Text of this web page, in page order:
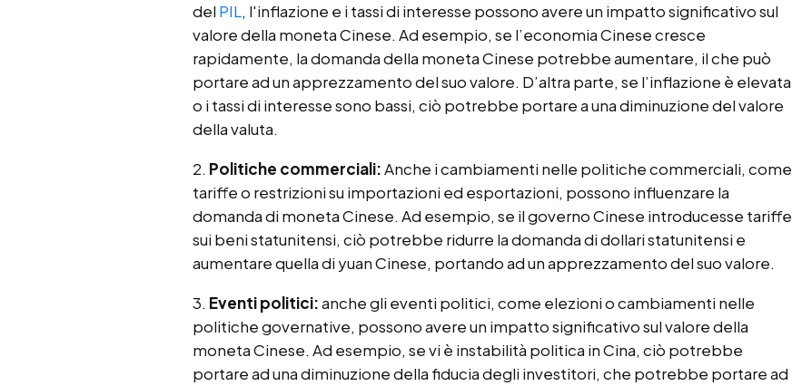
del PIL, l'inflazione e i tassi di interesse possono avere un impatto significativo sul
valore della moneta Cinese. Ad esempio, se l’economia Cinese cresce
rapidamente, la domanda della moneta Cinese potrebbe aumentare, il che può
portare ad un apprezzamento del suo valore. D’altra parte, se l’inflazione è elevata
o i tassi di interesse sono bassi, ciò potrebbe portare a una diminuzione del valore
della valuta.
Politiche commerciali:Anche i cambiamenti nelle politiche commerciali, come
tariffe o restrizioni su importazioni ed esportazioni, possono influenzare la
domanda di moneta Cinese. Ad esempio, se il governo Cinese introducesse tariffe
sui beni statunitensi, ciò potrebbe ridurre la domanda di dollari statunitensi e
aumentare quella di yuan Cinese, portando ad un apprezzamento del suo valore.
Eventi politici:anche gli eventi politici, come elezioni o cambiamenti nelle
politiche governative, possono avere un impatto significativo sul valore della
moneta Cinese. Ad esempio, se vi è instabilità politica in Cina, ciò potrebbe
portare ad una diminuzione della fiducia degli investitori, che potrebbe portare ad